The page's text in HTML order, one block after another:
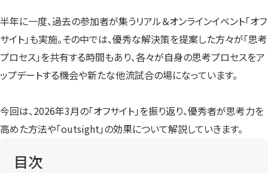
半年に一度、過去の参加者が集うリアル＆オンラインイベント「オフ
サイト」も実施。その中では、優秀な解決策を提案した方々が「思考
プロセス」を共有する時間もあり、各々が自身の思考プロセスをア
ップデートする機会や新たな他流試合の場になっています。
今回は、2026年3月の「オフサイト」を振り返り、優秀者が思考力を
高めた方法や「outsight」の効果について解説していきます。
目次